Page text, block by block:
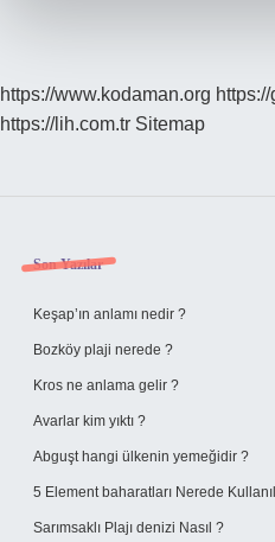
https://www.kodaman.org
https://lih.com.tr Sitemap
Sidebar
Son Yazılar
Keşap’ın anlamı nedir ?
Bozköy plaji nerede ?
Kros ne anlama gelir ?
Avarlar kim yıktı ?
Abguşt hangi ülkenin yemeğidir ?
5 Element baharatları Nerede
Sarımsaklı Plajı denizi Nasıl ?